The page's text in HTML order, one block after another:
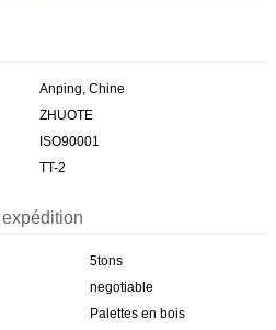
Anping, Chine
ZHUOTE
ISO90001
TT-2
5tons
negotiable
Palettes en bois